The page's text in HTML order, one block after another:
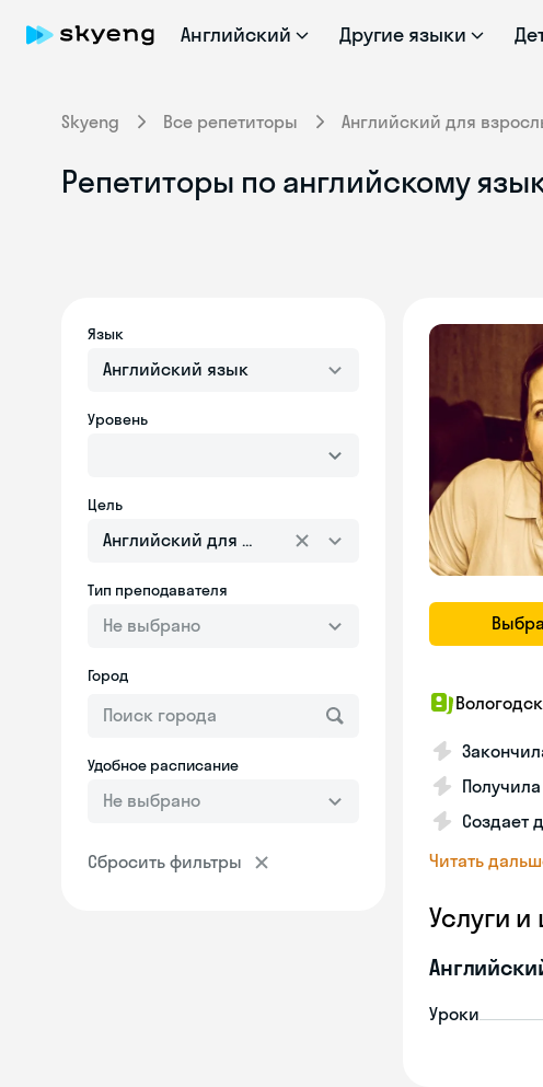
Английский Другие языки
Skyeng Все репетиторы Английский для
Репетиторы по английскому
Язык
Английский язык
Уровень
Цель
Английский для взрослых
Тип преподавателя
Не выбрано
Город
Удобное расписание
Не выбрано
Сбросить фильтры
Создает
Читать
Услуги
Уроки